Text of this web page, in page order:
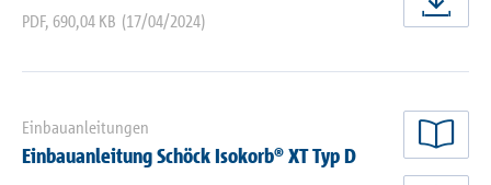
PDF, 690,04 KB (17/04/2024)
Einbauanleitungen
Einbauanleitung Schöck Isokorb® XT Typ D